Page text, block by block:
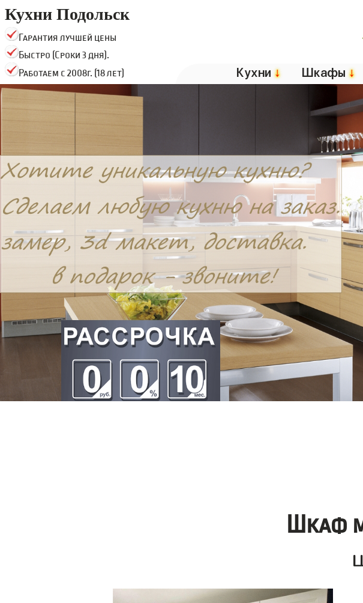
Кухни Подольск
Гарантия лучшей цены
Быстро (Сроки 3 дня).
Работаем с 2008г. (18 лет)
Кухни↓ Шкафы↓
Шкаф